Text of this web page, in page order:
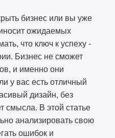
бизнес или вы уже
ожидаемых
что ключ к успеху -
Бизнес не сможет
и именно они
у вас есть отличный
дизайн, без
смысла. В этой статье
анализировать свою
ошибок и